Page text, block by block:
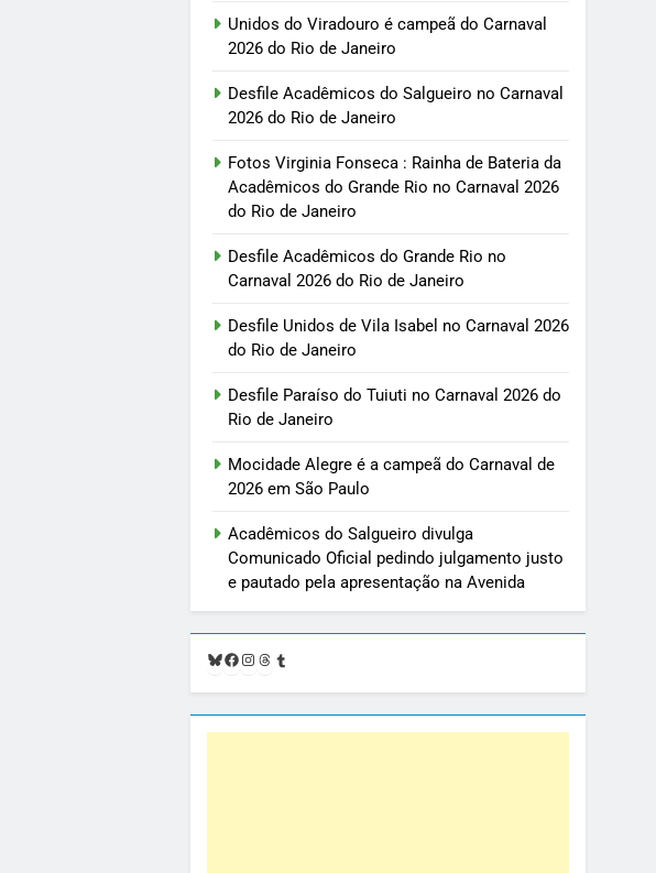
Unidos do Viradouro é campeã do Carnaval
2026 do Rio de Janeiro
Desfile Acadêmicos do Salgueiro no Carnaval
2026 do Rio de Janeiro
Fotos Virginia Fonseca : Rainha de Bateria da
Acadêmicos do Grande Rio no Carnaval 2026
do Rio de Janeiro
Desfile Acadêmicos do Grande Rio no
Carnaval 2026 do Rio de Janeiro
Desfile Unidos de Vila Isabel no Carnaval 2026
do Rio de Janeiro
Desfile Paraíso do Tuiuti no Carnaval 2026 do
Rio de Janeiro
Mocidade Alegre é a campeã do Carnaval de
2026 em São Paulo
Acadêmicos do Salgueiro divulga
Comunicado Oficial pedindo julgamento justo
e pautado pela apresentação na Avenida
Bluesky
Facebook
Instagram
Threads